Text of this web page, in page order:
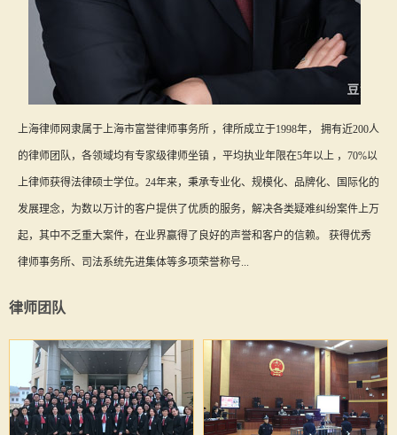
上海律师网隶属于上海市富誉律师事务所 ，律所成立于1998年， 拥有近200人
的律师团队，各领域均有专家级律师坐镇 ，平均执业年限在5年以上 ，70%以
上律师获得法律硕士学位。24年来，秉承专业化、规模化、品牌化、国际化的
发展理念，为数以万计的客户提供了优质的服务，解决各类疑难纠纷案件上万
起，其中不乏重大案件，在业界赢得了良好的声誉和客户的信赖。 获得优秀
律师事务所、司法系统先进集体等多项荣誉称号...
律师团队